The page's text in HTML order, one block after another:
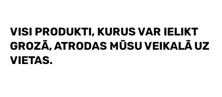
VISI PRODUKTI, KURUS VAR IELIKT
GROZĀ, ATRODAS MŪSU VEIKALĀ UZ
VIETAS.